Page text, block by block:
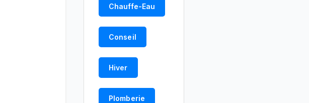
Chauffe-Eau
Conseil
Hiver
Plomberie